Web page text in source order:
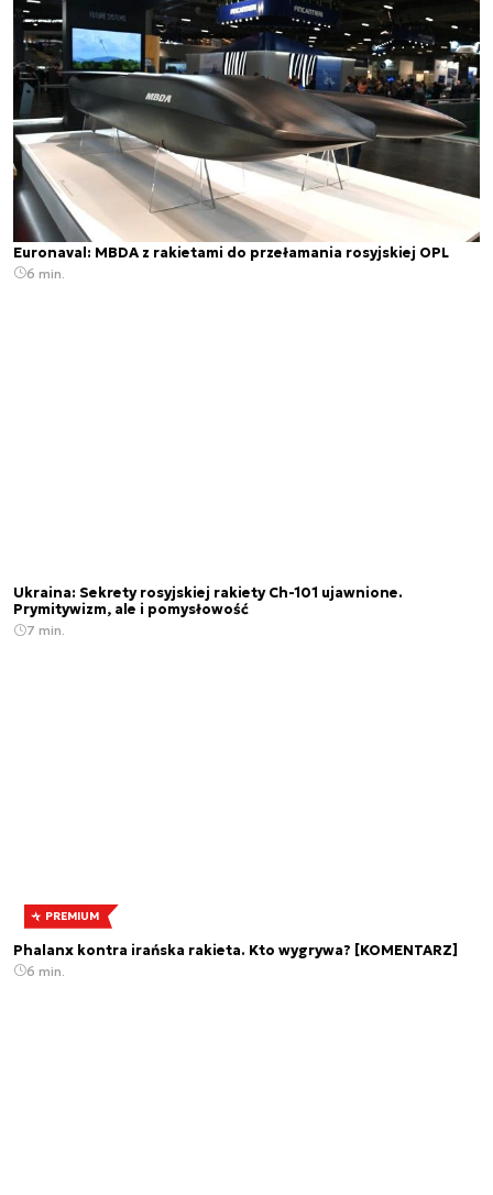
Euronaval: MBDA z rakietami do przełamania rosyjskiej OPL
6 min.
Ukraina: Sekrety rosyjskiej rakiety Ch-101 ujawnione.
Prymitywizm, ale i pomysłowość
7 min.
PREMIUM
Phalanx kontra irańska rakieta. Kto wygrywa? [KOMENTARZ]
6 min.